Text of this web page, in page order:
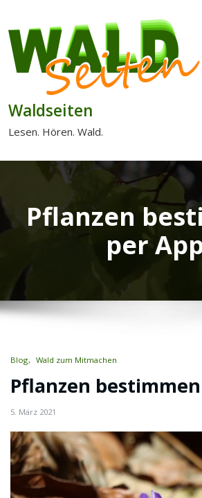
Waldseiten
Lesen. Hören. Wald.
Pflanzen
per
Blog Wald zum Mitmachen
Pflanzen
5. März 2021